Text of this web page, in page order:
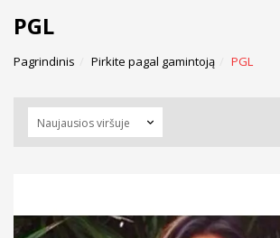
PGL
Pagrindinis Pirkite pagal gamintoją PGL